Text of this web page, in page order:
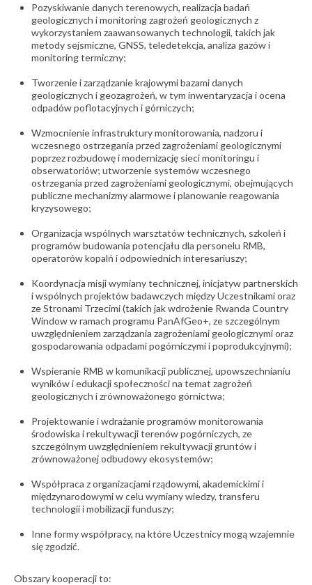
Pozyskiwanie danych terenowych, realizacja badań
geologicznych i monitoring zagrożeń geologicznych z
wykorzystaniem zaawansowanych technologii, takich jak
metody sejsmiczne, GNSS, teledetekcja, analiza gazów i
monitoring termiczny;
Tworzenie i zarządzanie krajowymi bazami danych
geologicznych i geozagrożeń, w tym inwentaryzacja i ocena
odpadów poflotacyjnych i górniczych;
Wzmocnienie infrastruktury monitorowania, nadzoru i
wczesnego ostrzegania przed zagrożeniami geologicznymi
poprzez rozbudowę i modernizację sieci monitoringu i
obserwatoriów; utworzenie systemów wczesnego
ostrzegania przed zagrożeniami geologicznymi, obejmujących
publiczne mechanizmy alarmowe i planowanie reagowania
kryzysowego;
Organizacja wspólnych warsztatów technicznych, szkoleń i
programów budowania potencjału dla personelu RMB,
operatorów kopalń i odpowiednich interesariuszy;
Koordynacja misji wymiany technicznej, inicjatyw partnerskich
i wspólnych projektów badawczych między Uczestnikami oraz
ze Stronami Trzecimi (takich jak wdrożenie Rwanda Country
Window w ramach programu PanAfGeo+, ze szczególnym
uwzględnieniem zarządzania zagrożeniami geologicznymi oraz
gospodarowania odpadami pogórniczymi i poprodukcyjnymi);
Wspieranie RMB w komunikacji publicznej, upowszechnianiu
wyników i edukacji społeczności na temat zagrożeń
geologicznych i zrównoważonego górnictwa;
Projektowanie i wdrażanie programów monitorowania
środowiska i rekultywacji terenów pogórniczych, ze
szczególnym uwzględnieniem rekultywacji gruntów i
zrównoważonej odbudowy ekosystemów;
Współpraca z organizacjami rządowymi, akademickimi i
międzynarodowymi w celu wymiany wiedzy, transferu
technologii i mobilizacji funduszy;
Inne formy współpracy, na które Uczestnicy mogą wzajemnie
się zgodzić.
Obszary kooperacji to: